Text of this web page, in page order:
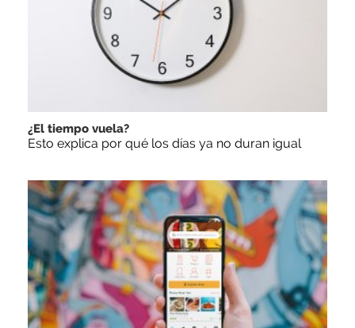
¿El tiempo vuela?
Esto explica por qué los días ya no duran igual